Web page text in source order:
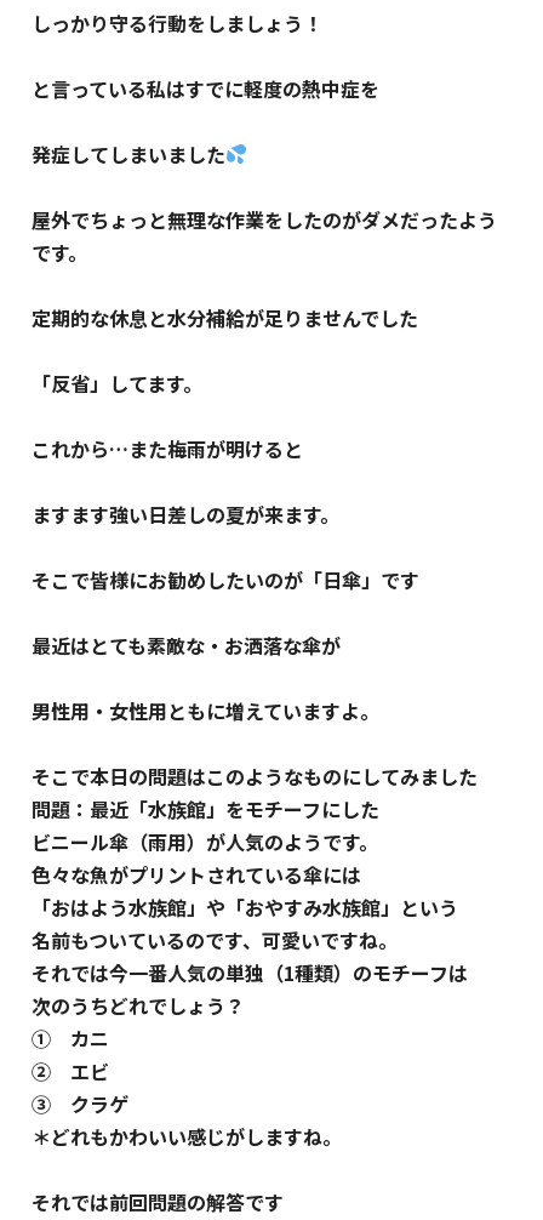
しっかり守る行動をしましょう！
と言っている私はすでに軽度の熱中症を
発症してしまいました
屋外でちょっと無理な作業をしたのがダメだったよう
です。
定期的な休息と水分補給が足りませんでした
「反省」してます。
これから…また梅雨が明けると
ますます強い日差しの夏が来ます。
そこで皆様にお勧めしたいのが「日傘」です
最近はとても素敵な・お洒落な傘が
男性用・女性用ともに増えていますよ。
そこで本日の問題はこのようなものにしてみました
問題：最近「水族館」をモチーフにした
ビニール傘（雨用）が人気のようです。
色々な魚がプリントされている傘には
「おはよう水族館」や「おやすみ水族館」という
名前もついているのです、可愛いですね。
それでは今一番人気の単独（1種類）のモチーフは
次のうちどれでしょう？
① カニ
② エビ
③ クラゲ
＊どれもかわいい感じがしますね。
それでは前回問題の解答です